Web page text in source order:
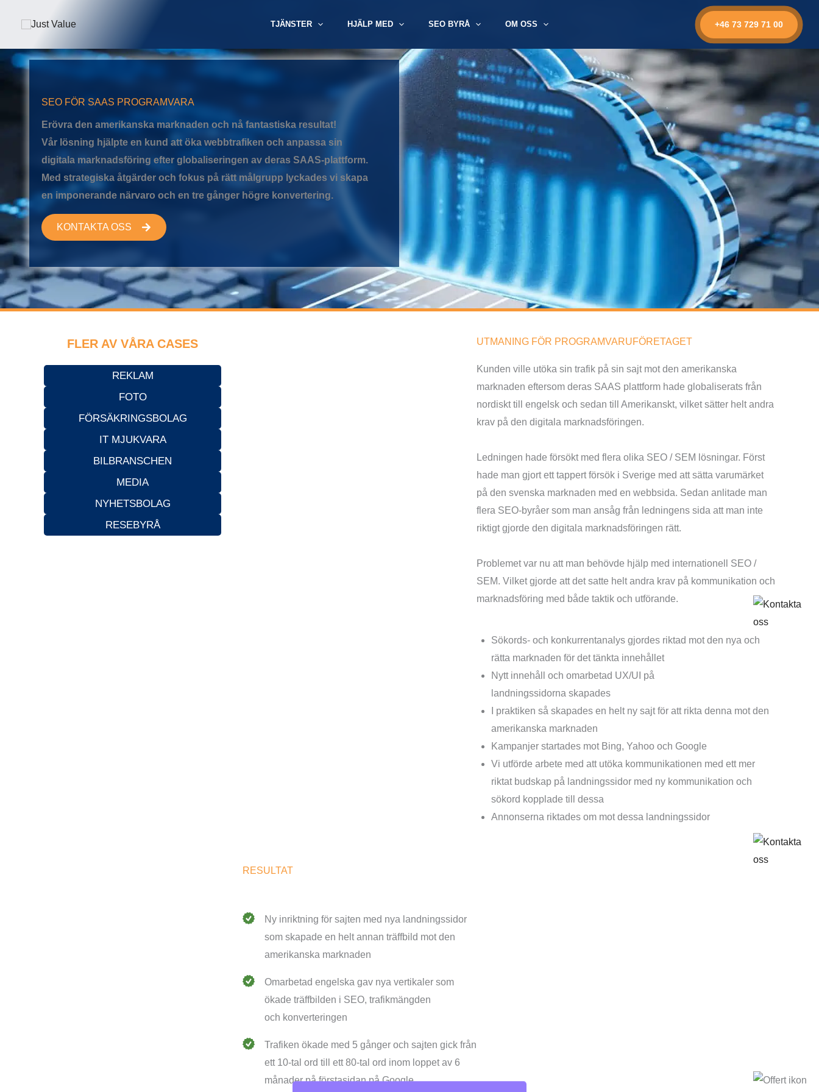
TJÄNSTER HJÄLP MED SEO BYRÅ OM OSS +46 73 729 71 00
SEO FÖR SAAS PROGRAMVARA
Erövra den amerikanska marknaden och nå fantastiska resultat!
Vår lösning hjälpte en kund att öka webbtrafiken och anpassa sin
digitala marknadsföring efter globaliseringen av deras SAAS-plattform.
Med strategiska åtgärder och fokus på rätt målgrupp lyckades vi skapa
en imponerande närvaro och en tre gånger högre konvertering.
KONTAKTA OSS
FLER AV VÅRA CASES
REKLAM
FOTO
FÖRSÄKRINGSBOLAG
IT MJUKVARA
BILBRANSCHEN
MEDIA
NYHETSBOLAG
RESEBYRÅ
UTMANING FÖR PROGRAMVARUFÖRETAGET
Kunden ville utöka sin trafik på sin sajt mot den amerikanska
marknaden eftersom deras SAAS plattform hade globaliserats från
nordiskt till engelsk och sedan till Amerikanskt, vilket sätter helt andra
krav på den digitala marknadsföringen.
Ledningen hade försökt med flera olika SEO / SEM lösningar. Först
hade man gjort ett tappert försök i Sverige med att sätta varumärket
på den svenska marknaden med en webbsida. Sedan anlitade man
flera SEO-byråer som man ansåg från ledningens sida att man inte
riktigt gjorde den digitala marknadsföringen rätt.
Problemet var nu att man behövde hjälp med internationell SEO /
SEM. Vilket gjorde att det satte helt andra krav på kommunikation och
marknadsföring med både taktik och utförande.
Sökords- och konkurrentanalys gjordes riktad mot den nya och
rätta marknaden för det tänkta innehållet
Nytt innehåll och omarbetad UX/UI på
landningssidorna skapades
I praktiken så skapades en helt ny sajt för att rikta denna mot den
amerikanska marknaden
Kampanjer startades mot Bing, Yahoo och Google
Vi utförde arbete med att utöka kommunikationen med ett mer
riktat budskap på landningssidor med ny kommunikation och
sökord kopplade till dessa
Annonserna riktades om mot dessa landningssidor
RESULTAT
Ny inriktning för sajten med nya landningssidor
som skapade en helt annan träffbild mot den
amerikanska marknaden
Omarbetad engelska gav nya vertikaler som
ökade träffbilden i SEO, trafikmängden
och konverteringen
Trafiken ökade med 5 gånger och sajten gick från
ett 10-tal ord till ett 80-tal ord inom loppet av 6
månader på förstasidan på Google